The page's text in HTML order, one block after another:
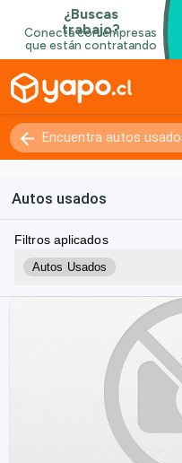
Autos usados
Filtros aplicados
Autos Usados